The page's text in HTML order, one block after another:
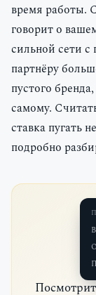
время работы.
говорит о
сильной сети с
партнёру
пустого
самому.
ставка пугать
подробно